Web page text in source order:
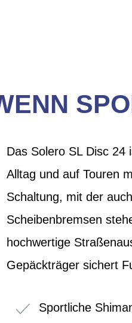
Das Solero SL Disc 24
Alltag und auf Touren
Schaltung, mit der
Scheibenbremsen
hochwertige
Gepäckträger sichert
Sportliche